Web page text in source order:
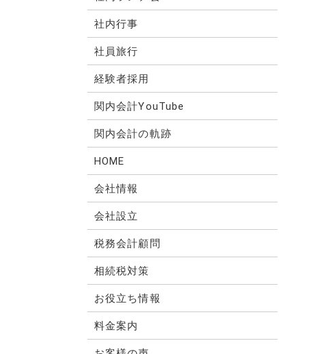
社内行事
社員旅行
経験者採用
関内会計YouTube
関内会計の軌跡
HOME
会社情報
会社設立
税務会計顧問
相続税対策
お役立ち情報
料金案内